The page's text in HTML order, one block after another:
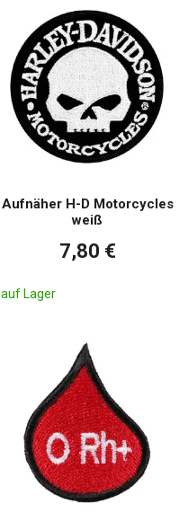
Aufnäher H-D Motorcycles
weiß
7,80 €
auf Lager